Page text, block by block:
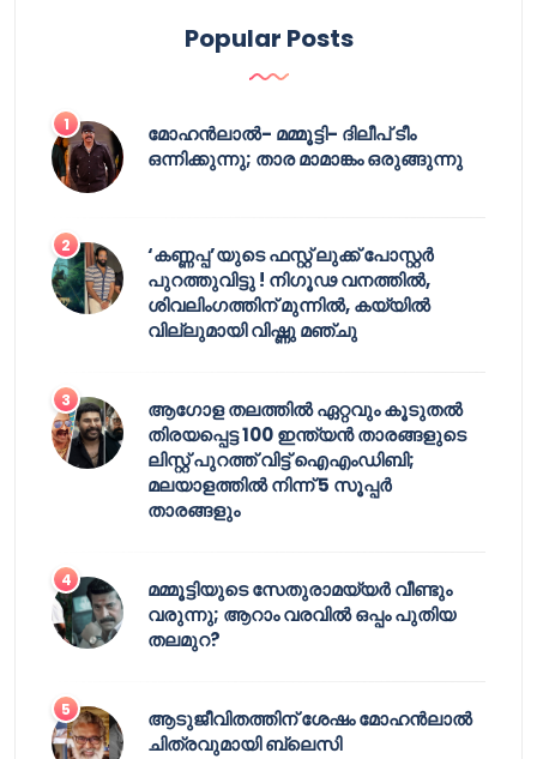
Popular Posts
മോഹൻലാൽ- മമ്മൂട്ടി- ദിലീപ് ടീം
ഒന്നിക്കുന്നു; താര മാമാങ്കം ഒരുങ്ങുന്നു
‘കണ്ണപ്പ’യുടെ ഫസ്റ്റ് ലുക്ക് പോസ്റ്റർ
പുറത്തുവിട്ടു ! നിഗൂഢ വനത്തിൽ,
ശിവലിംഗത്തിന് മുന്നിൽ, കയ്യിൽ
വില്ലുമായി വിഷ്ണു മഞ്ചു
ആഗോള തലത്തിൽ ഏറ്റവും കൂടുതൽ
തിരയപ്പെട്ട 100 ഇന്ത്യൻ താരങ്ങളുടെ
ലിസ്റ്റ് പുറത്ത് വിട്ട് ഐഎംഡിബി;
മലയാളത്തിൽ നിന്ന് 5 സൂപ്പർ
താരങ്ങളും
മമ്മൂട്ടിയുടെ സേതുരാമയ്യർ വീണ്ടും
വരുന്നു; ആറാം വരവിൽ ഒപ്പം പുതിയ
തലമുറ?
ആടുജീവിതത്തിന് ശേഷം മോഹൻലാൽ
ചിത്രവുമായി ബ്ലെസി